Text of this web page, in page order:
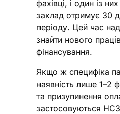
фахівці, і один із
заклад отримує 30
періоду. Цей час
знайти нового
фінансування.
Якщо ж специфіка
наявність лише 1–2
та призупинення
застосовуються